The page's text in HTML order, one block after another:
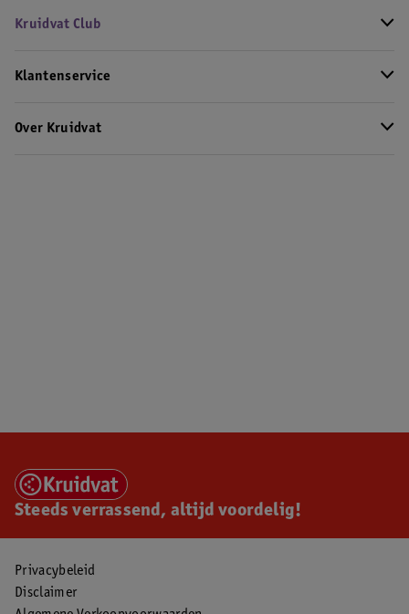
Kruidvat Club
Klantenservice
Over Kruidvat
Steeds verrassend, altijd voordelig!
Privacybeleid
Disclaimer